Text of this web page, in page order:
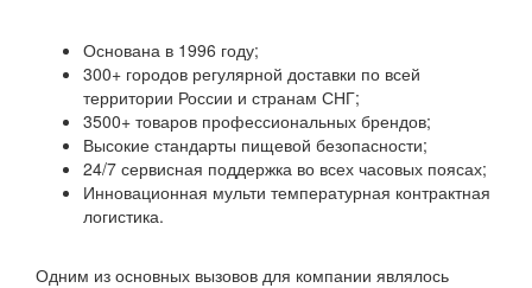
Основана в 1996 году;
300+ городов регулярной доставки по всей
территории России и странам СНГ;
3500+ товаров профессиональных брендов;
Высокие стандарты пищевой безопасности;
24/7 сервисная поддержка во всех часовых поясах;
Инновационная мульти температурная контрактная
логистика.
Одним из основных вызовов для компании являлось